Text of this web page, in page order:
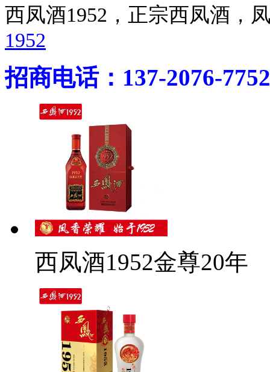
西凤酒1952，正宗西凤酒
1952
招商电话：137-2076-7752
西凤酒1952金尊20年